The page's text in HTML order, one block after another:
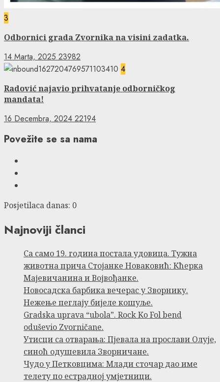
3
Odbornici grada Zvornika na visini zadatka.
14 Marta, 2025 23982
4
Radović najavio prihvatanje odborničkog
mandata!
16 Decembra, 2024 22194
Povežite se sa nama
Posjetilaca danas: 0
Najnoviji članci
Са само 19. година постала удовица. Тужна
животна прича Стојанке Новаковић: Кћерка
Мајевичанина и Војвођанке.
Новосадска барбика вечерас у Зворнику.
Нежење пеглају бијеле кошуље.
Gradska uprava “ubola”. Rock Ko Fol bend
oduševio Zvorničane.
Утисци са отварања: Пјевала на прослави Олује,
синоћ одушевила Зворничане.
Чудо у Петковцима: Млади сточар дао име
телету по естрадној умјетници.